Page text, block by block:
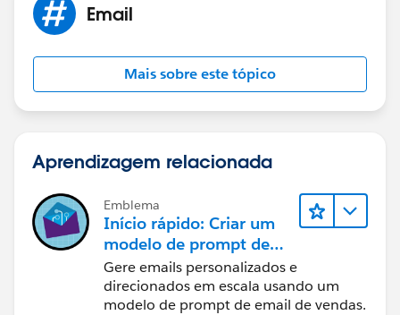
Email
Mais sobre este tópico
Aprendizagem relacionada
Emblema
Início rápido: Criar um
modelo de prompt de
email de vendas
Gere emails personalizados e
direcionados em escala usando um
modelo de prompt de email de vendas.